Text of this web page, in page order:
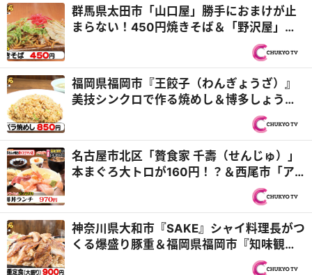
群馬県太田市「山口屋」勝手におまけが止
まらない！450円焼きそば＆「野沢屋」エ
キサイティングうなぎ店主VSぐんまちゃん
福岡県福岡市『王餃子（わんぎょうざ）』
美技シンクロで作る焼めし＆博多しょうゆ
ラーメン！チームプレー親子3代中華『オモ
名古屋市北区「贅食家 千壽（せんじゅ）」
本まぐろ大トロが160円！？＆西尾市「ア
ジアンキッチン媽媽や」25種類のビュッフ
ェ付き！ハラミステーキランチ『PS純金
（ゴールド）』
神奈川県大和市『SAKE』シャイ料理長がつ
くる爆盛り豚重＆福岡県福岡市『知味観
（しみかん）』仲良しヤング兄弟！『オモ